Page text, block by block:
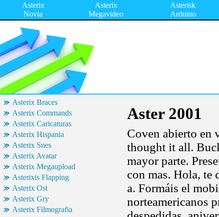
Asterix
Novia
Asterix
Megavideo
Asterisk
Arduino
Asterix Braces
Asterix Commands
Asterix Caricaturas
Asterix Hispania
Asterix Snes
Asterix Avatar
Asterix Megaupload
Asterixis Flapping
Asterix Ost
Asterix Gry
Asterix Filmografia
Aster 2001
Coven abierto en
thought it all.
mayor parte.
con mas. Hola, te
a. Formáis el
norteamericanos